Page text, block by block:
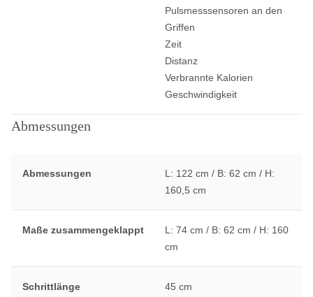
Pulsmesssensoren an den
Griffen
Zeit
Distanz
Verbrannte Kalorien
Geschwindigkeit
Abmessungen
Abmessungen
L: 122 cm / B: 62 cm / H:
160,5 cm
Maße zusammengeklappt
L: 74 cm / B: 62 cm / H: 160
cm
Schrittlänge 45 cm